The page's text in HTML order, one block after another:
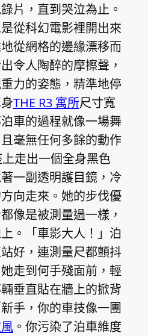
片，直到哭泣為止。
從科幻電影裡開出來
從網格的邊緣漂移而
令人陶醉的摩擦聲，
力的姿態，精準地停
THE R3 寓所尺寸寬
車的過程就像一場舞
毫無任何多餘的動作
走出一個全身黑色
一副透明護目鏡，冷
向走來。她的步伐優
像是被測量過一樣，
。「車影大人！」泊
好，連測量尺都顫抖
走到何手殘面前，輕
垂直貼在牆上的掀背
手，你的車技像一團
。你污染了泊車維度